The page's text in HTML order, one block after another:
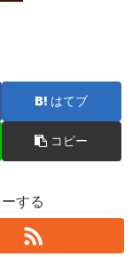
はてブ
コピー
する